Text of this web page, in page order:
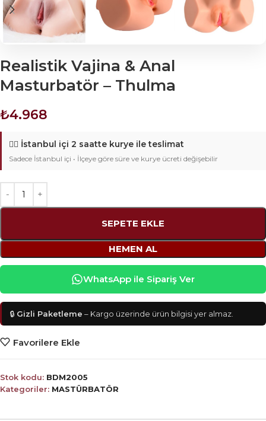
Realistik Vajina & Anal
Masturbatör – Thulma
₺4.968
🚴‍♂️ İstanbul içi 2 saatte kurye ile teslimat
Sadece İstanbul içi • İlçeye göre süre ve kurye ücreti değişebilir
SEPETE EKLE
HEMEN AL
WhatsApp ile Sipariş Ver
🔒 Gizli Paketleme – Kargo üzerinde ürün bilgisi yer almaz.
Favorilere Ekle
Stok kodu: BDM2005
Kategoriler: MASTÜRBATÖR